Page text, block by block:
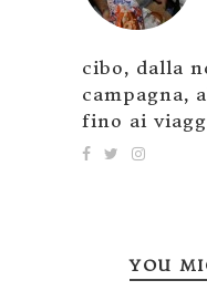
cibo, dalla
campagna,
fino ai
YOU